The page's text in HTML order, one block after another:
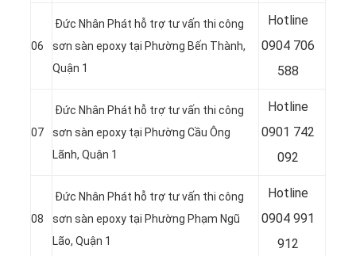
06
Đức Nhân Phát hỗ trợ tư vấn thi công
sơn sàn epoxy tại Phường Bến Thành,
Quận 1
Hotline
0904 706
588
07
Đức Nhân Phát hỗ trợ tư vấn thi công
sơn sàn epoxy tại Phường Cầu Ông
Lãnh, Quận 1
Hotline
0901 742
092
08
Đức Nhân Phát hỗ trợ tư vấn thi công
sơn sàn epoxy tại Phường Phạm Ngũ
Lão, Quận 1
Hotline
0904 991
912